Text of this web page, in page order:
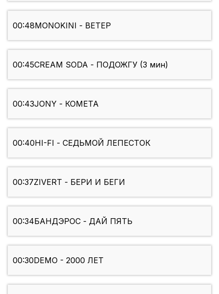
00:48MONOKINI - ВЕТЕР
00:45CREAM SODA - ПОДОЖГУ (3 мин)
00:43JONY - КОМЕТА
00:40HI-FI - СЕДЬМОЙ ЛЕПЕСТОК
00:37ZIVERT - БЕРИ И БЕГИ
00:34БАНДЭРОС - ДАЙ ПЯТЬ
00:30DEMO - 2000 ЛЕТ